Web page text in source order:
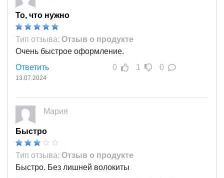
То, что нужно
Тип отзыва: Отзыв о продукте
Очень быстрое оформление.
Ответить
0 1 0
13.07.2024
Мария
Быстро
Тип отзыва: Отзыв о продукте
Быстро. Без лишней волокиты